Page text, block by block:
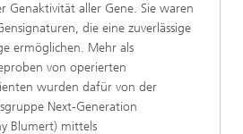
Genaktivität aller Gene. Sie waren
die eine zuverlässige
ermöglichen. Mehr als
von operierten
wurden dafür von der
Next-Generation
Blumert) mittels